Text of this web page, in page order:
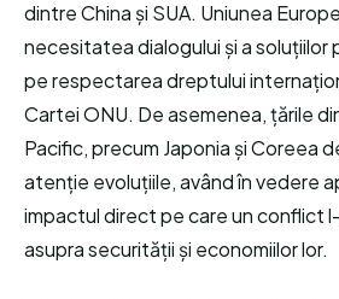
dintre China și SUA. Uniunea
necesitatea dialogului și a soluțiilor
pe respectarea dreptului
Cartei ONU. De asemenea, țările
Pacific, precum Japonia și Coreea
atenție evoluțiile, având în vedere
impactul direct pe care un conflict
asupra securității și economiilor lor.